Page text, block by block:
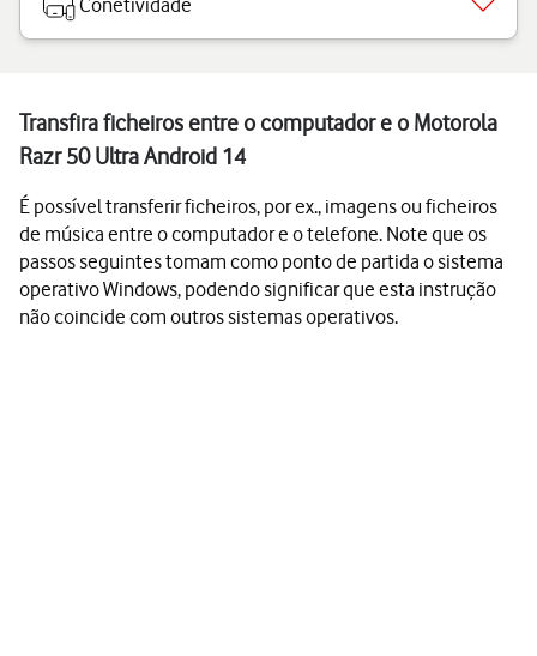
Conetividade
Transfira ficheiros entre o computador e o Motorola
Razr 50 Ultra Android 14
É possível transferir ficheiros, por ex., imagens ou ficheiros
de música entre o computador e o telefone. Note que os
passos seguintes tomam como ponto de partida o sistema
operativo Windows, podendo significar que esta instrução
não coincide com outros sistemas operativos.